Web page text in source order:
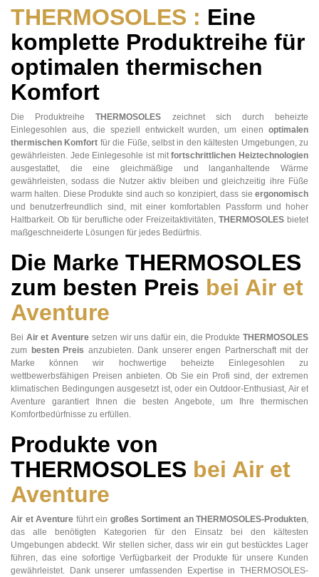
THERMOSOLES : Eine
komplette Produktreihe für
optimalen thermischen
Komfort
Die ProduktreiheTHERMOSOLES zeichnet sich durch beheizte
Einlegesohlen aus, die speziell entwickelt wurden, um einen optimalen
thermischen Komfort für die Füße, selbst in den kältesten Umgebungen, zu
gewährleisten. Jede Einlegesohle ist mitfortschrittlichen Heiztechnologien
ausgestattet, die eine gleichmäßige und langanhaltende Wärme
gewährleisten, sodass die Nutzer aktiv bleiben und gleichzeitig ihre Füße
warm halten. Diese Produkte sind auch so konzipiert, dass sie ergonomisch
und benutzerfreundlich sind, mit einer komfortablen Passform und hoher
Haltbarkeit. Ob für berufliche oder Freizeitaktivitäten,THERMOSOLES bietet
maßgeschneiderte Lösungen für jedes Bedürfnis.
Die Marke THERMOSOLES
zum besten Preis bei Air et
Aventure
Bei Air et Aventure setzen wir uns dafür ein, die ProdukteTHERMOSOLES
zum besten Preis anzubieten. Dank unserer engen Partnerschaft mit der
Marke können wir hochwertige beheizte Einlegesohlen zu
wettbewerbsfähigen Preisen anbieten. Ob Sie ein Profi sind, der extremen
klimatischen Bedingungen ausgesetzt ist, oder ein Outdoor-Enthusiast, Air et
Aventure garantiert Ihnen die besten Angebote, um Ihre thermischen
Komfortbedürfnisse zu erfüllen.
Produkte von
THERMOSOLES bei Air et
Aventure
Air et Aventure führt ein großes Sortiment an THERMOSOLES-Produkten,
das alle benötigten Kategorien für den Einsatz bei den kältesten
Umgebungen abdeckt. Wir stellen sicher, dass wir ein gut bestücktes Lager
führen, das eine sofortige Verfügbarkeit der Produkte für unsere Kunden
gewährleistet. Dank unserer umfassenden Expertise in THERMOSOLES-